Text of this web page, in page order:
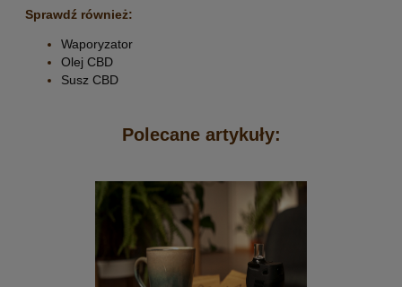
Sprawdź również:
Waporyzator
Olej CBD
Susz CBD
Polecane artykuły: